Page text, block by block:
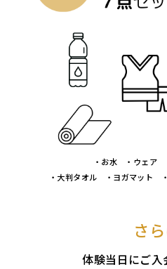
・お水 ・ウェア
・大判タオル ・ヨガマット
さ
体験当日にご入